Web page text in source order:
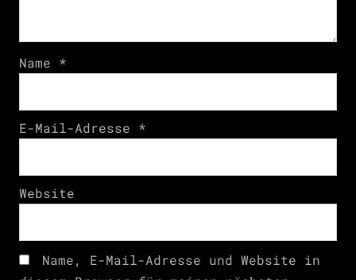
Name *
E-Mail-Adresse *
Website
Name, E-Mail-Adresse und Website in